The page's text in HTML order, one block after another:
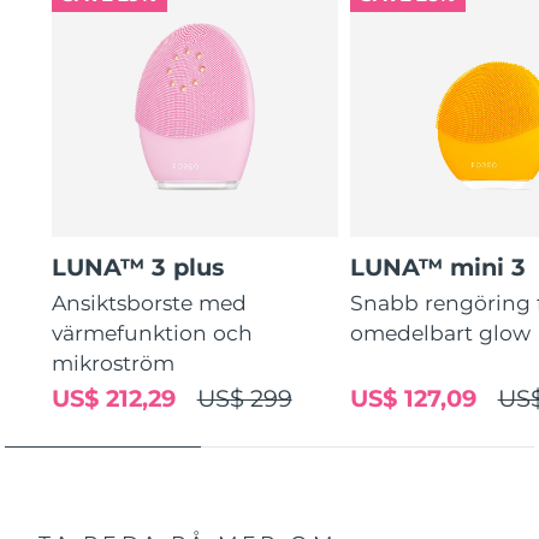
guidade rutiner.
LUNA™ 3 plus
Ansiktsborste med
värmefunktion och
mikroström
US$ 299
US$ 212,29
LUNA™ mini 3
Snabb rengöring
omedelbart glow
US$ 127,09